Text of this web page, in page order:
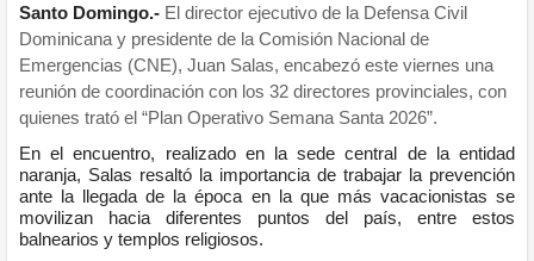
Santo Domingo.- El director ejecutivo de la Defensa Civil
Dominicana y presidente de la Comisión Nacional de
Emergencias (CNE), Juan Salas, encabezó este viernes una
reunión de coordinación con los 32 directores provinciales, con
quienes trató el “Plan Operativo Semana Santa 2026”.
En el encuentro, realizado en la sede central de la entidad
naranja, Salas resaltó la importancia de trabajar la prevención
ante la llegada de la época en la que más vacacionistas se
movilizan hacia diferentes puntos del país, entre estos
balnearios y templos religiosos.